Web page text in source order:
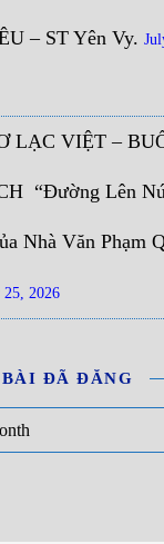
– ST Yên Vy.
LẠC VIỆT –
“Đường Lên
Nhà Văn Phạm
25, 2026
BÀI ĐÃ ĐĂNG